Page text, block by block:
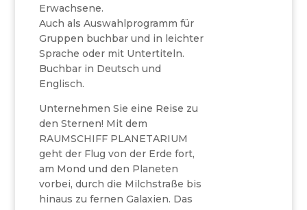
Erwachsene.
Auch als Auswahlprogramm für
Gruppen buchbar und in leichter
Sprache oder mit Untertiteln.
Buchbar in Deutsch und
Englisch.
Unternehmen Sie eine Reise zu
den Sternen! Mit dem
RAUMSCHIFF PLANETARIUM
geht der Flug von der Erde fort,
am Mond und den Planeten
vorbei, durch die Milchstraße bis
hinaus zu fernen Galaxien. Das